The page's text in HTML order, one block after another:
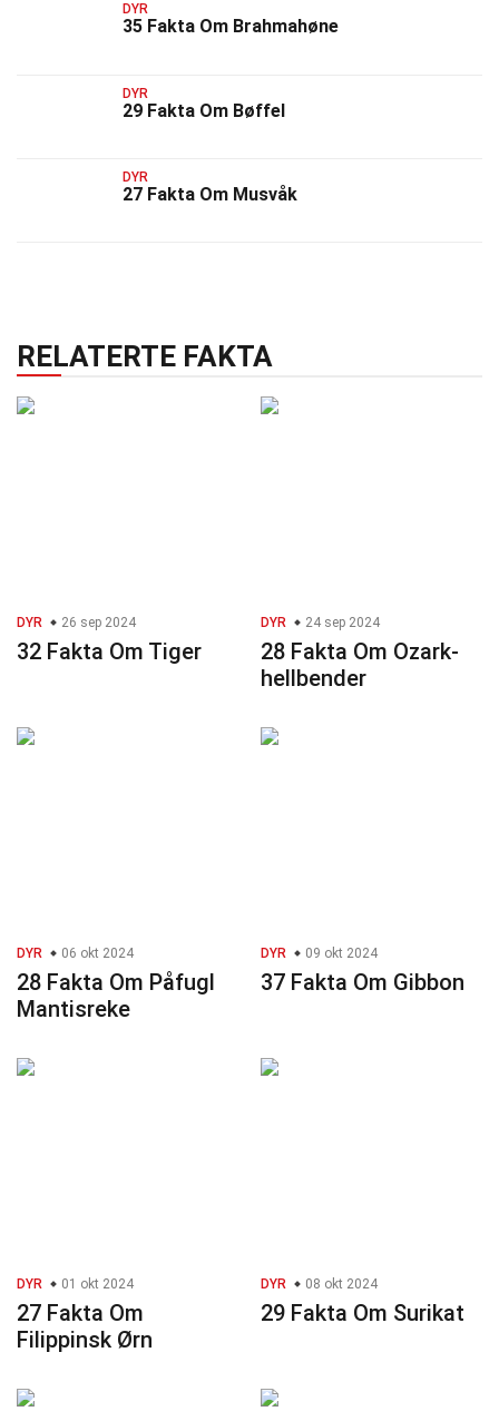
DYR
35 Fakta Om Brahmahøne
DYR
29 Fakta Om Bøffel
DYR
27 Fakta Om Musvåk
RELATERTE FAKTA
DYR 26 sep 2024
32 Fakta Om Tiger
DYR 24 sep 2024
28 Fakta Om Ozark-
hellbender
DYR 06 okt 2024
28 Fakta Om Påfugl
Mantisreke
DYR 09 okt 2024
37 Fakta Om Gibbon
DYR 01 okt 2024
27 Fakta Om
Filippinsk Ørn
DYR 08 okt 2024
29 Fakta Om Surikat